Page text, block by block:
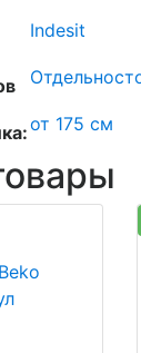
Indesit
от 175 см